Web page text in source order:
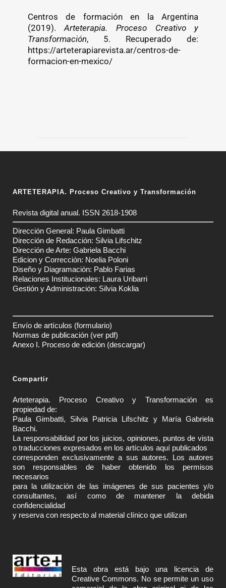
Centros de formación en la Argentina
(2019).Arteterapia. Proceso Creativo y
Transformación, 5. Recuperado de:
https://arteterapiarevista.ar/centros-de-
formacion-en-mexico/
ARTETERAPIA. Proceso Creativo y Transformación
Revista digital anual. ISSN 2618-1908
Dirección General: Paula Gimbatti
Dirección de Redacción: Silvia Lifschitz
Dirección de Arte: Gabriela Bacchi
Edicion y Corrección: Noelia Poloni
Diseño y Diagramación: Pablo Farias
Relaciones Institucionales: Laura Uribarri
Gestión y Administración: Silvia Koklia
Envío de artículos (formulario)
Normas de publicación (ver pdf)
Anexo I. Proceso de edición (descargar)
Compartir
Arteterapia. Proceso Creativo y Transformación es
propiedad de:
Paula Gimbatti, Silvia Patricia Lifschitz y María Gabriela
Bacchi.
La responsabilidad por los juicios, opiniones, puntos de vista
o traducciones expresados en los artículos aquí publicados
corresponden exclusivamente a sus autores. Los autores
son responsables de haber obtenido los permisos
necesarios
para la utilización de las imágenes de sus pacientes y/o
consultantes, así como de mantener la debida
confidencialidad
y reserva con respecto al material clínico que utilizan
Esta obra está bajo una licencia de
Creative Commons. No se permite un uso